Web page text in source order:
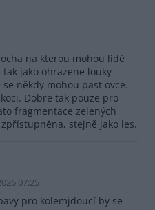
na kterou mohou lidé
jako ohrazene louky
někdy mohou past ovce.
Dobre tak pouze pro
fragmentace zelených
stejně jako les.
07:25
pro kolemjdoucí by se